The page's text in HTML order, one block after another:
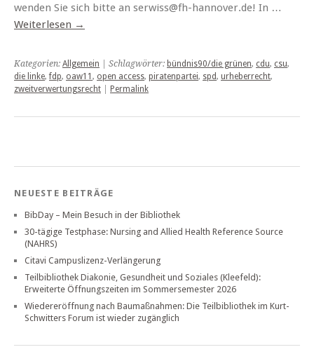
wenden Sie sich bitte an serwiss@fh-hannover.de! In …
Weiterlesen →
Kategorien: Allgemein | Schlagwörter: bündnis90/die grünen, cdu, csu,
die linke,fdp, oaw11 , open access, piratenpartei, spd, urheberrecht,
zweitverwertungsrecht
Permalink
NEUESTE BEITRÄGE
BibDay – Mein Besuch in der Bibliothek
30-tägige Testphase: Nursing and Allied Health Reference Source
(NAHRS)
Citavi Campuslizenz-Verlängerung
Teilbibliothek Diakonie, Gesundheit und Soziales (Kleefeld):
Erweiterte Öffnungszeiten im Sommersemester 2026
Wiedereröffnung nach Baumaßnahmen: Die Teilbibliothek im Kurt-
Schwitters Forum ist wieder zugänglich